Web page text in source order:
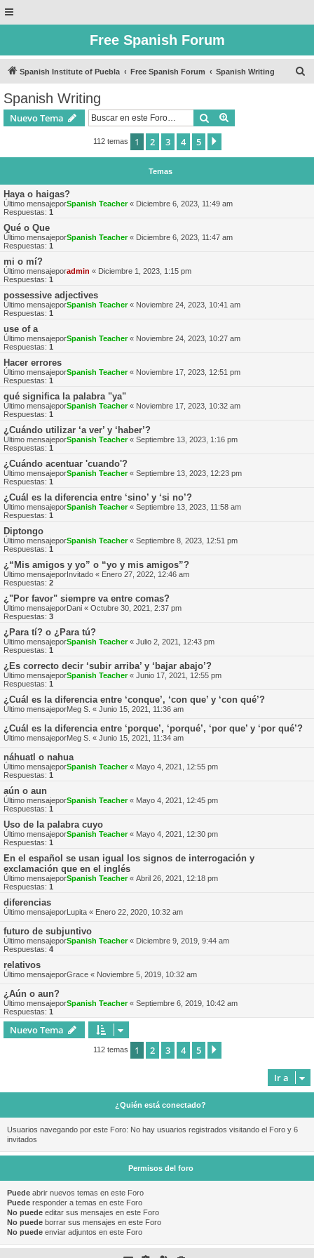
Free Spanish Forum
Spanish Institute of Puebla Free Spanish Forum Spanish Writing
Spanish Writing
Nuevo Tema Buscar
112 temas 1 2 3 4 5
Temas
Haya o haigas?
Último mensajeporSpanish Teacher« Diciembre 6, 2023, 11:49 am
Respuestas: 1
Qué o Que
Último mensajeporSpanish Teacher« Diciembre 6, 2023, 11:47 am
Respuestas: 1
mi o mí?
Último mensajeporadmin « Diciembre 1, 2023, 1:15 pm
Respuestas: 1
possessive adjectives
Último mensajeporSpanish Teacher« Noviembre 24, 2023, 10:41 am
Respuestas: 1
use of a
Último mensajeporSpanish Teacher« Noviembre 24, 2023, 10:27 am
Respuestas: 1
Hacer errores
Último mensajeporSpanish Teacher« Noviembre 17, 2023, 12:51 pm
Respuestas: 1
qué significa la palabra "ya"
Último mensajeporSpanish Teacher« Noviembre 17, 2023, 10:32 am
Respuestas: 1
¿Cuándo utilizar ‘a ver’ y ‘haber’?
Último mensajeporSpanish Teacher« Septiembre 13, 2023, 1:16 pm
Respuestas: 1
¿Cuándo acentuar 'cuando'?
Último mensajeporSpanish Teacher« Septiembre 13, 2023, 12:23 pm
Respuestas: 1
¿Cuál es la diferencia entre ‘sino’ y ‘si no’?
Último mensajeporSpanish Teacher« Septiembre 13, 2023, 11:58 am
Respuestas: 1
Diptongo
Último mensajeporSpanish Teacher« Septiembre 8, 2023, 12:51 pm
Respuestas: 1
¿“Mis amigos y yo” o “yo y mis amigos”?
Último mensajeporInvitado « Enero 27, 2022, 12:46 am
Respuestas: 2
¿"Por favor" siempre va entre comas?
Último mensajeporDani « Octubre 30, 2021, 2:37 pm
Respuestas: 3
¿Para tí? o ¿Para tú?
Último mensajeporSpanish Teacher« Julio 2, 2021, 12:43 pm
Respuestas: 1
¿Es correcto decir ‘subir arriba’ y ‘bajar abajo’?
Último mensajeporSpanish Teacher« Junio 17, 2021, 12:55 pm
Respuestas: 1
¿Cuál es la diferencia entre ‘conque’, ‘con que’ y ‘con qué’?
Último mensajeporMeg S. « Junio 15, 2021, 11:36 am
¿Cuál es la diferencia entre ‘porque’, ‘porqué’, ‘por que’ y ‘por qué’?
Último mensajeporMeg S. « Junio 15, 2021, 11:34 am
náhuatl o nahua
Último mensajeporSpanish Teacher« Mayo 4, 2021, 12:55 pm
Respuestas: 1
aún o aun
Último mensajeporSpanish Teacher« Mayo 4, 2021, 12:45 pm
Respuestas: 1
Uso de la palabra cuyo
Último mensajeporSpanish Teacher« Mayo 4, 2021, 12:30 pm
Respuestas: 1
En el español se usan igual los signos de interrogación y
exclamación que en el inglés
Último mensajeporSpanish Teacher« Abril 26, 2021, 12:18 pm
Respuestas: 1
diferencias
Último mensajeporLupita « Enero 22, 2020, 10:32 am
futuro de subjuntivo
Último mensajeporSpanish Teacher« Diciembre 9, 2019, 9:44 am
Respuestas: 4
relativos
Último mensajeporGrace « Noviembre 5, 2019, 10:32 am
¿Aún o aun?
Último mensajeporSpanish Teacher« Septiembre 6, 2019, 10:42 am
Respuestas: 1
Nuevo Tema
112 temas 1 2 3 4 5
Ir a
¿Quién está conectado?
Usuarios navegando por este Foro: No hay usuarios registrados visitando el Foro y 6
invitados
Permisos del foro
Puede abrir nuevos temas en este Foro
Puede responder a temas en este Foro
No puede editar sus mensajes en este Foro
No puede borrar sus mensajes en este Foro
No puede enviar adjuntos en este Foro